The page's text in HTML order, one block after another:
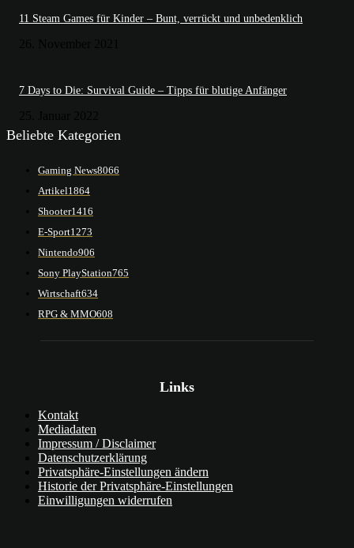
11 Steam Games für Kinder – Bunt, verrückt und unbedenklich
7 Days to Die: Survival Guide – Tipps für blutige Anfänger
Beliebte Kategorien
Gaming News8066
Artikel1864
Shooter1416
E-Sport1273
Nintendo906
Sony PlayStation765
Wirtschaft634
RPG & MMO608
Links
Kontakt
Mediadaten
Impressum / Disclaimer
Datenschutzerklärung
Privatsphäre-Einstellungen ändern
Historie der Privatsphäre-Einstellungen
Einwilligungen widerrufen